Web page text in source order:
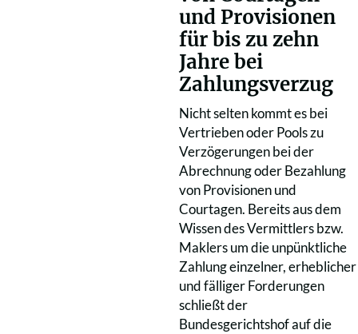
und Provisionen
für bis zu zehn
Jahre bei
Zahlungsverzug
Nicht selten kommt es bei
Vertrieben oder Pools zu
Verzögerungen bei der
Abrechnung oder Bezahlung
von Provisionen und
Courtagen. Bereits aus dem
Wissen des Vermittlers bzw.
Maklers um die unpünktliche
Zahlung einzelner, erheblicher
und fälliger Forderungen
schließt der
Bundesgerichtshof auf die